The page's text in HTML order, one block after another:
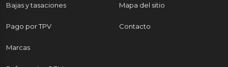
Bajas y tasaciones
Pago por TPV
Marcas
Mapa del sitio
Contacto